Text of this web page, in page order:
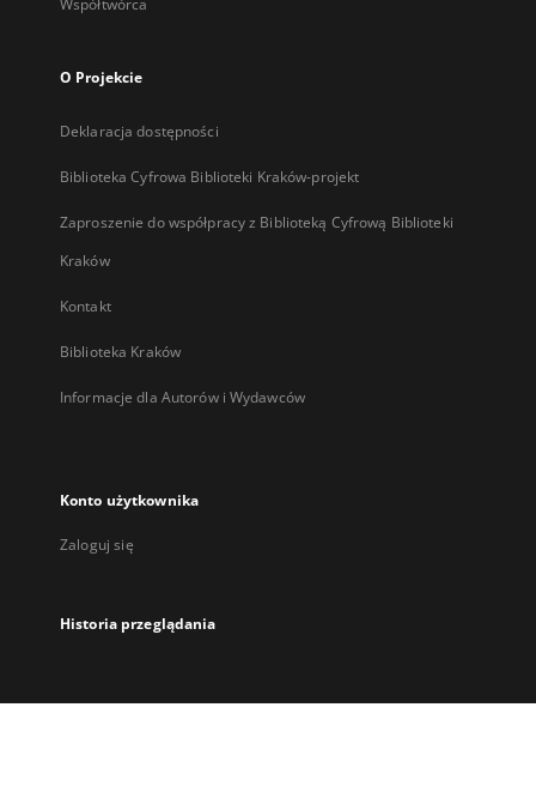
Współtwórca
O Projekcie
Deklaracja dostępności
Biblioteka Cyfrowa Biblioteki Kraków-projekt
Zaproszenie do współpracy z Biblioteką Cyfrową Biblioteki
Kraków
Kontakt
Biblioteka Kraków
Informacje dla Autorów i Wydawców
Konto użytkownika
Zaloguj się
Historia przeglądania